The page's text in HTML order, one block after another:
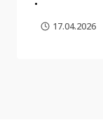
17.04.2026